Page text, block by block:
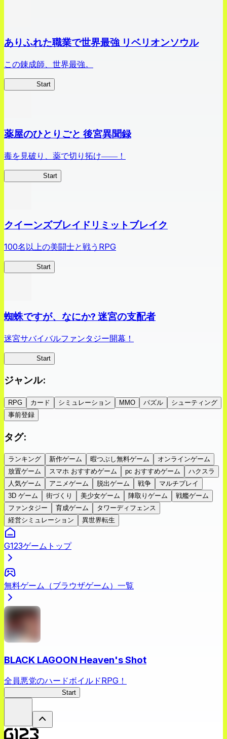
ありふれた職業で世界最強 リベリオンソウル
この錬成師、世界最強。
Start
薬屋のひとりごと 後宮異聞録
毒を見破り、薬で切り拓け――！
Start
クイーンズブレイドリミットブレイク
100名以上の美闘士と戦うRPG
Start
蜘蛛ですが、なにか? 迷宮の支配者
迷宮サバイバルファンタジー開幕！
Start
ジャンル:
RPG カード シミュレーション MMO パズル
シューティング
事前登録
タグ:
ランキング 新作ゲーム 暇つぶし無料ゲーム
オンラインゲーム
放置ゲーム
スマホ おすすめゲーム pc おすすめゲーム
ハクスラ
人気ゲーム
アニメゲーム 脱出ゲーム 戦争
マルチプレイ
3D ゲーム
街づくり 美少女ゲーム 陣取りゲーム
戦艦ゲーム
ファンタジー
育成ゲーム
タワーディフェンス
経営シミュレーション
異世界転生
G123ゲームトップ
無料ゲーム（ブラウザゲーム）一覧
BLACK LAGOON Heaven's Shot
全員悪党のハードボイルドRPG！
Start